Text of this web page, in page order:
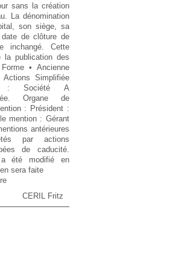
sans la création
La dénomination
son siège, sa
de clôture de
inchangé. Cette
la publication des
• Ancienne
Simplifiée
: Société A
Organe de
: Président :
mention : Gérant
antérieures
par actions
de caducité.
a été modifié en
sera faite
CERIL Fritz